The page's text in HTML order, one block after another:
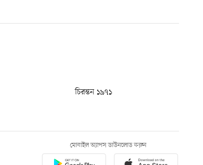
চিরন্তন ১৯৭১
মোবাইল অ্যাপস ডাউনলোড করুন